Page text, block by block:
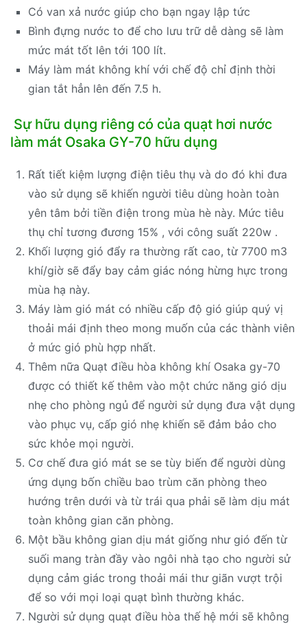
Có van xả nước giúp cho bạn ngay lập tức
Bình đựng nước to để cho lưu trữ dễ dàng sẽ làm
mức mát tốt lên tới 100 lít.
Máy làm mát không khí với chế độ chỉ định thời
gian tắt hẳn lên đến 7.5 h.
Sự hữu dụng riêng có của quạt hơi nước
làm mát Osaka GY-70 hữu dụng
Rất tiết kiệm lượng điện tiêu thụ và do đó khi đưa
vào sử dụng sẽ khiến người tiêu dùng hoàn toàn
yên tâm bởi tiền điện trong mùa hè này. Mức tiêu
thụ chỉ tương đương 15% , với công suất 220w .
Khối lượng gió đẩy ra thường rất cao, từ 7700 m3
khí/giờ sẽ đẩy bay cảm giác nóng hừng hực trong
mùa hạ này.
Máy làm gió mát có nhiều cấp độ gió giúp quý vị
thoải mái định theo mong muốn của các thành viên
ở mức gió phù hợp nhất.
Thêm nữa Quạt điều hòa không khí Osaka gy-70
được có thiết kế thêm vào một chức năng gió dịu
nhẹ cho phòng ngủ để người sử dụng đưa vật dụng
vào phục vụ, cấp gió nhẹ khiến sẽ đảm bảo cho
sức khỏe mọi người.
Cơ chế đưa gió mát se se tùy biến để người dùng
ứng dụng bốn chiều bao trùm căn phòng theo
hướng trên dưới và từ trái qua phải sẽ làm dịu mát
toàn không gian căn phòng.
Một bầu không gian dịu mát giống như gió đến từ
suối mang tràn đầy vào ngôi nhà tạo cho người sử
dụng cảm giác trong thoải mái thư giãn vượt trội
để so với mọi loại quạt bình thường khác.
Người sử dụng quạt điều hòa thế hệ mới sẽ không